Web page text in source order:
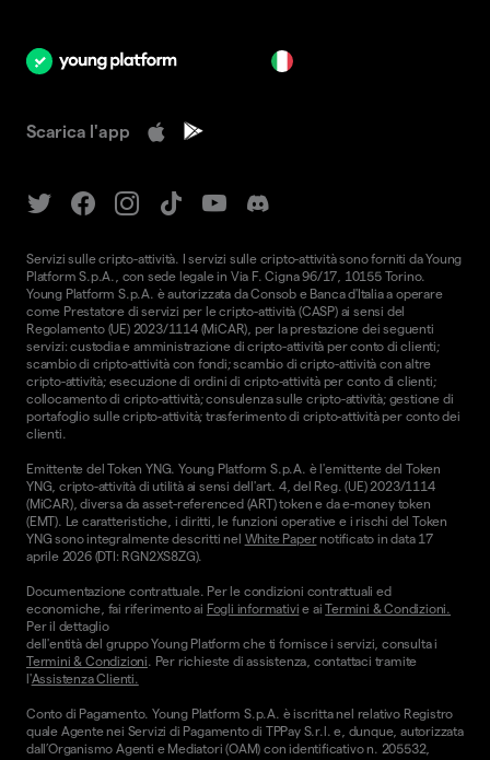
Scarica l'app
Servizi sulle cripto-attività. I servizi sulle cripto-attività sono forniti da Young
Platform S.p.A., con sede legale in Via F. Cigna 96/17, 10155 Torino.
Young Platform S.p.A. è autorizzata da Consob e Banca d'Italia a operare
come Prestatore di servizi per le cripto-attività (CASP) ai sensi del
Regolamento (UE) 2023/1114 (MiCAR), per la prestazione dei seguenti
servizi: custodia e amministrazione di cripto-attività per conto di clienti;
scambio di cripto-attività con fondi; scambio di cripto-attività con altre
cripto-attività; esecuzione di ordini di cripto-attività per conto di clienti;
collocamento di cripto-attività; consulenza sulle cripto-attività; gestione di
portafoglio sulle cripto-attività; trasferimento di cripto-attività per conto dei
clienti.
Emittente del Token YNG. Young Platform S.p.A. è l'emittente del Token
YNG, cripto-attività di utilità ai sensi dell'art. 4, del Reg. (UE) 2023/1114
(MiCAR), diversa da asset-referenced (ART) token e da e-money token
(EMT). Le caratteristiche, i diritti, le funzioni operative e i rischi del Token
YNG sono integralmente descritti nel White Papernotificato in data 17
aprile 2026 (DTI: RGN2XS8ZG).
Documentazione contrattuale. Per le condizioni contrattuali ed
economiche, fai riferimento ai Fogli informativi e aiTermini & Condizioni.
Per il dettaglio
dell'entità del gruppo Young Platform che ti fornisce i servizi, consulta i
Termini & Condizioni. Per richieste di assistenza, contattaci tramite
l'Assistenza Clienti.
Conto di Pagamento. Young Platform S.p.A. è iscritta nel relativo Registro
quale Agente nei Servizi di Pagamento di TPPay S.r.l. e, dunque, autorizzata
dall’Organismo Agenti e Mediatori (OAM) con identificativo n. 205532,